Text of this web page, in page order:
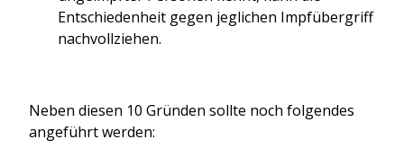
Entschiedenheit gegen jeglichen Impfübergriff
nachvollziehen.
Neben diesen 10 Gründen sollte noch folgendes
angeführt werden: